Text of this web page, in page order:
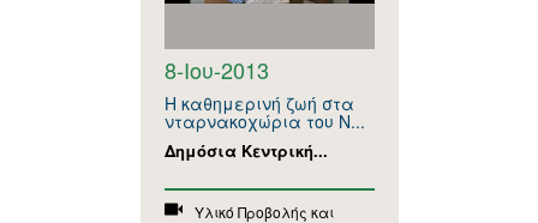
8-Ιου-2013
Η καθημερινή ζωή στα
νταρνακοχώρια του Ν...
Δημόσια Κεντρική...
Υλικό Προβολής και